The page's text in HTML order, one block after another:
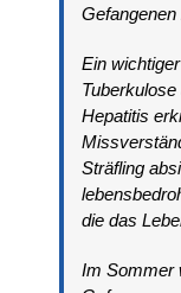
Gefangenen
Ein
Hepatitis
Sträfling
die das
Im Sommer